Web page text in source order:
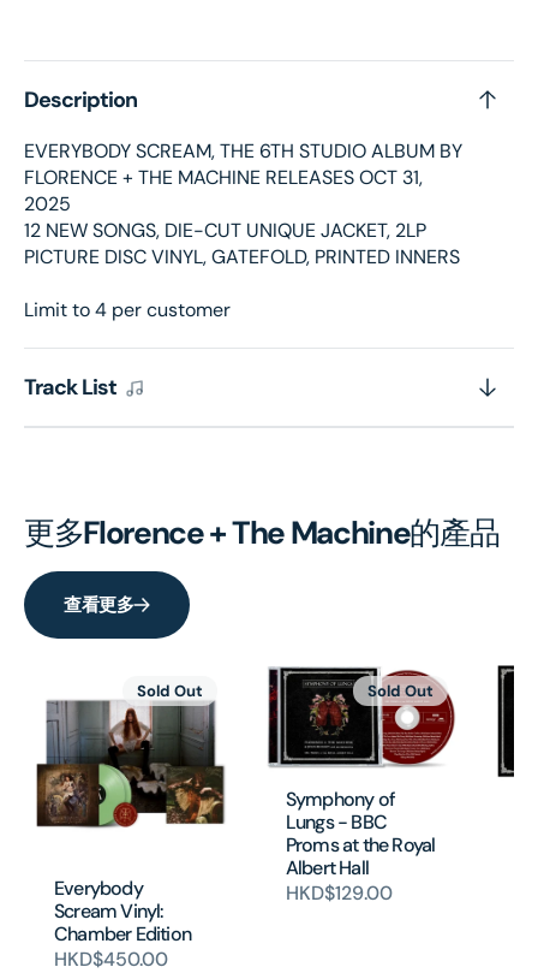
Picture
Disc
Disc
Description
EVERYBODY SCREAM, THE 6TH STUDIO ALBUM BY
FLORENCE + THE MACHINE RELEASES OCT 31,
2025
12 NEW SONGS, DIE-CUT UNIQUE JACKET, 2LP
PICTURE DISC VINYL, GATEFOLD, PRINTED INNERS
Limit to 4 per customer
Track List
更多Florence + The Machine的產品
查看更多
Everybody
Scream Vinyl:
Chamber Edition
HKD$450.00
Sold Out
Symphony of
Lungs - BBC
Proms at the Royal
Albert Hall
HKD$129.00
Sold Out